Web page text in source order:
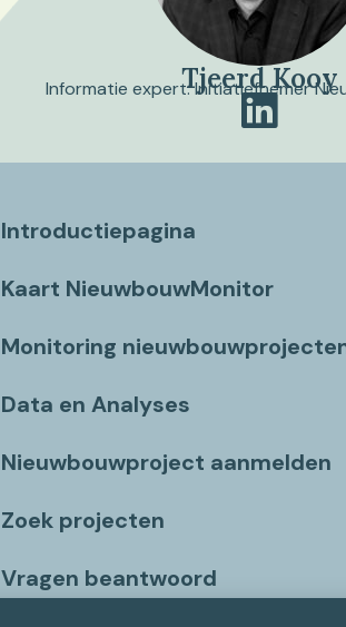
Tjeerd Kooy
Informatie expert. Initiatiefnemer
Introductiepagina
Kaart NieuwbouwMonitor
Monitoring
Data en Analyses
Nieuwbouwproject aanmelden
Zoek projecten
Vragen beantwoord